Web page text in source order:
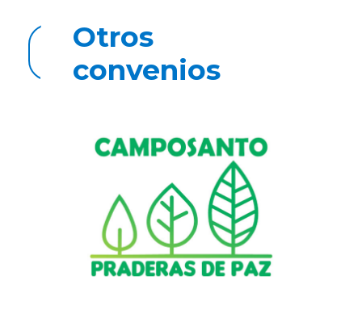
Regresar a convenios
Otros
convenios